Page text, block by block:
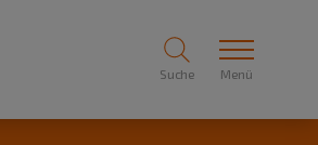
Suche Menü